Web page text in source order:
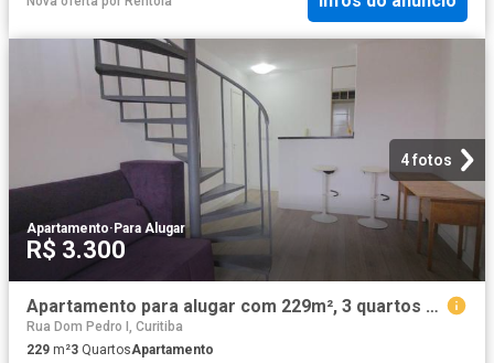
4 fotos
Apartamento·Para Alugar
R$ 3.300
Apartamento para alugar com 229m², 3 quartos e 1 vaga
Rua Dom Pedro I, Curitiba
229 m²3 QuartosApartamento